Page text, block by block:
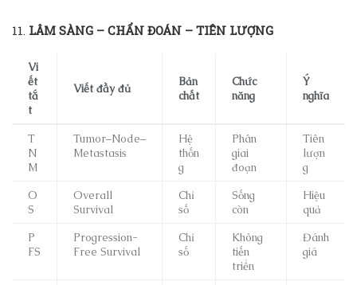
11. LÂM SÀNG – CHẨN ĐOÁN – TIÊN LƯỢNG
Vi
ết
tắ
t
Viết đầy đủ
Bản
chất
Chức
năng
Ý
nghĩa
T
N
M
Tumor–Node–
Metastasis
Hệ
thốn
g
Phân
giai
đoạn
Tiên
lượn
g
O
S
Overall
Survival
Chỉ
số
Sống
còn
Hiệu
quả
P
FS
Progression-
Free Survival
Chỉ
số
Không
tiến
triển
Đánh
giá